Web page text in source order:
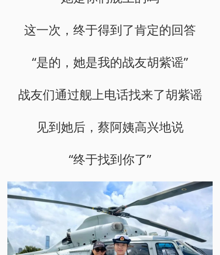
这一次，终于得到了肯定的回答
“是的，她是我的战友胡紫谣”
战友们通过舰上电话找来了胡紫谣
见到她后，蔡阿姨高兴地说
“终于找到你了”